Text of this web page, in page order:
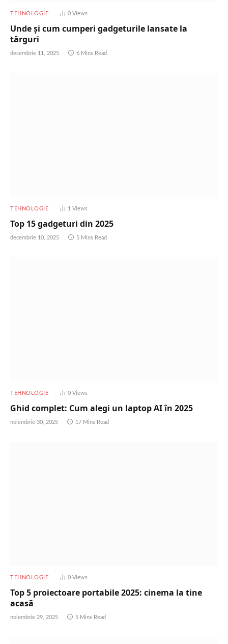
TEHNOLOGIE 0 Views
Unde și cum cumperi gadgeturile lansate la
târguri
decembrie 11, 2025 6 Mins Read
TEHNOLOGIE 1 Views
Top 15 gadgeturi din 2025
decembrie 10, 2025 5 Mins Read
TEHNOLOGIE 0 Views
Ghid complet: Cum alegi un laptop AI în 2025
noiembrie 30, 2025 17 Mins Read
TEHNOLOGIE 0 Views
Top 5 proiectoare portabile 2025: cinema la tine
acasă
noiembrie 29, 2025 5 Mins Read